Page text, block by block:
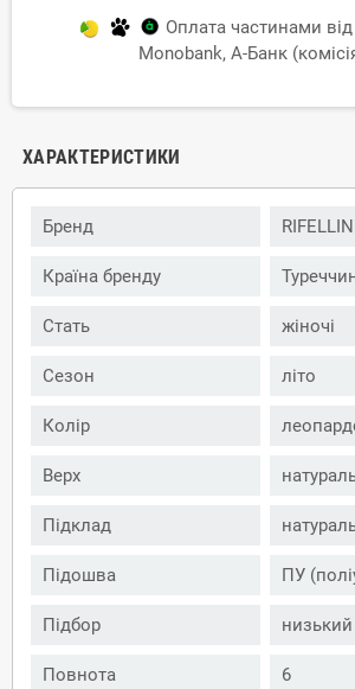
Оплата частинами
Monobank, А-Банк
ХАРАКТЕРИСТИКИ
Бренд
Країна бренду
Стать жіночі
Сезон літо
Колір
Верх
Підклад
Підошва ПУ
Підбор низький
Повнота 6